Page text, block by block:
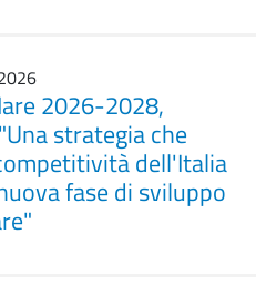
2026-2028,
strategia che
dell'Italia
fase di sviluppo